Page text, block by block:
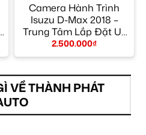
Camera Hành Trình
Isuzu D-Max 2018 –
Trung Tâm Lắp Đặt Uy
Tín TPHCM
2.500.000₫
VỀ THÀNH PHÁT